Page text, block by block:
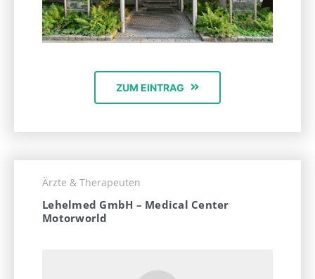
ZUM EINTRAG
Ärzte & Therapeuten
Lehelmed GmbH – Medical Center
Motorworld